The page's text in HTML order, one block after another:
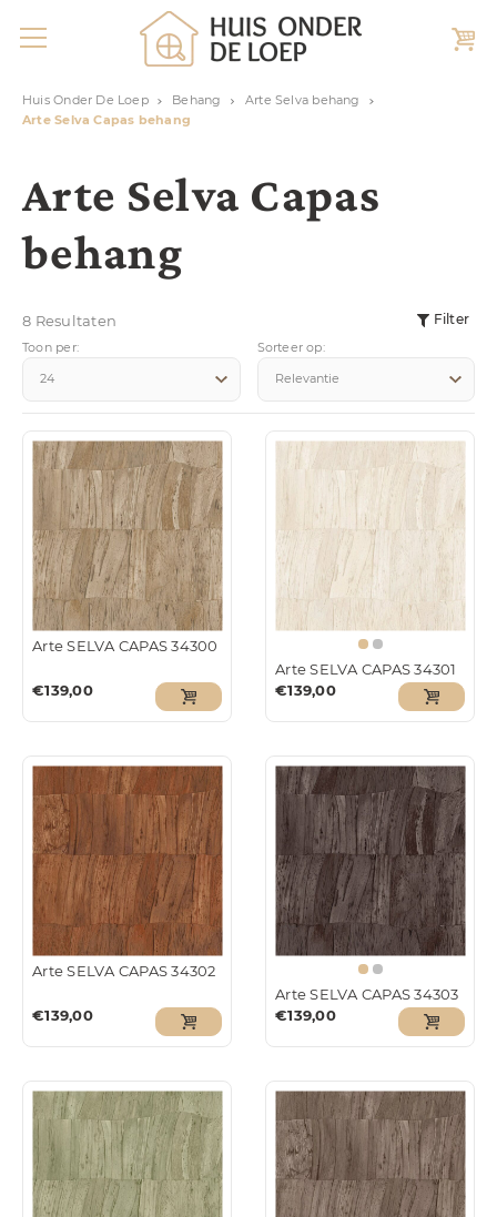
Huis Onder De Loep Behang
Arte Selva behang
Arte Selva Capas behang
Arte Selva Capas
behang
8 Resultaten Filter
Toon per: Sorteer op:
Arte SELVA CAPAS 34300
€139,00
Arte SELVA CAPAS 34301
€139,00
Arte SELVA CAPAS 34302
€139,00
Arte SELVA CAPAS 34303
€139,00